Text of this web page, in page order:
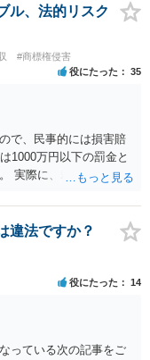
す。 Cが上記（1）
るかの計算は簡単では
で、その金額を考慮し
ます。 なお、将来的な
分買い取りと合わせ
し、分筆してそれぞれ
。
種類（著作権、商標
する必要があります。
勧めします。
ル、法的リスク
#商標権侵害
役にたった 35
で、民事的には損害賠
1000万円以下の罰金と
実際に、裁判になった
があります。 そして、
う必要があります。 今
違法ですか？
役にたった 14
っている次の記事をご